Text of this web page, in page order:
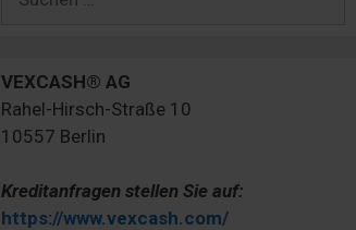
nach:
VEXCASH® AG
Rahel-Hirsch-Straße 10
10557 Berlin
Kreditanfragen stellen Sie auf:
https://www.vexcash.com/